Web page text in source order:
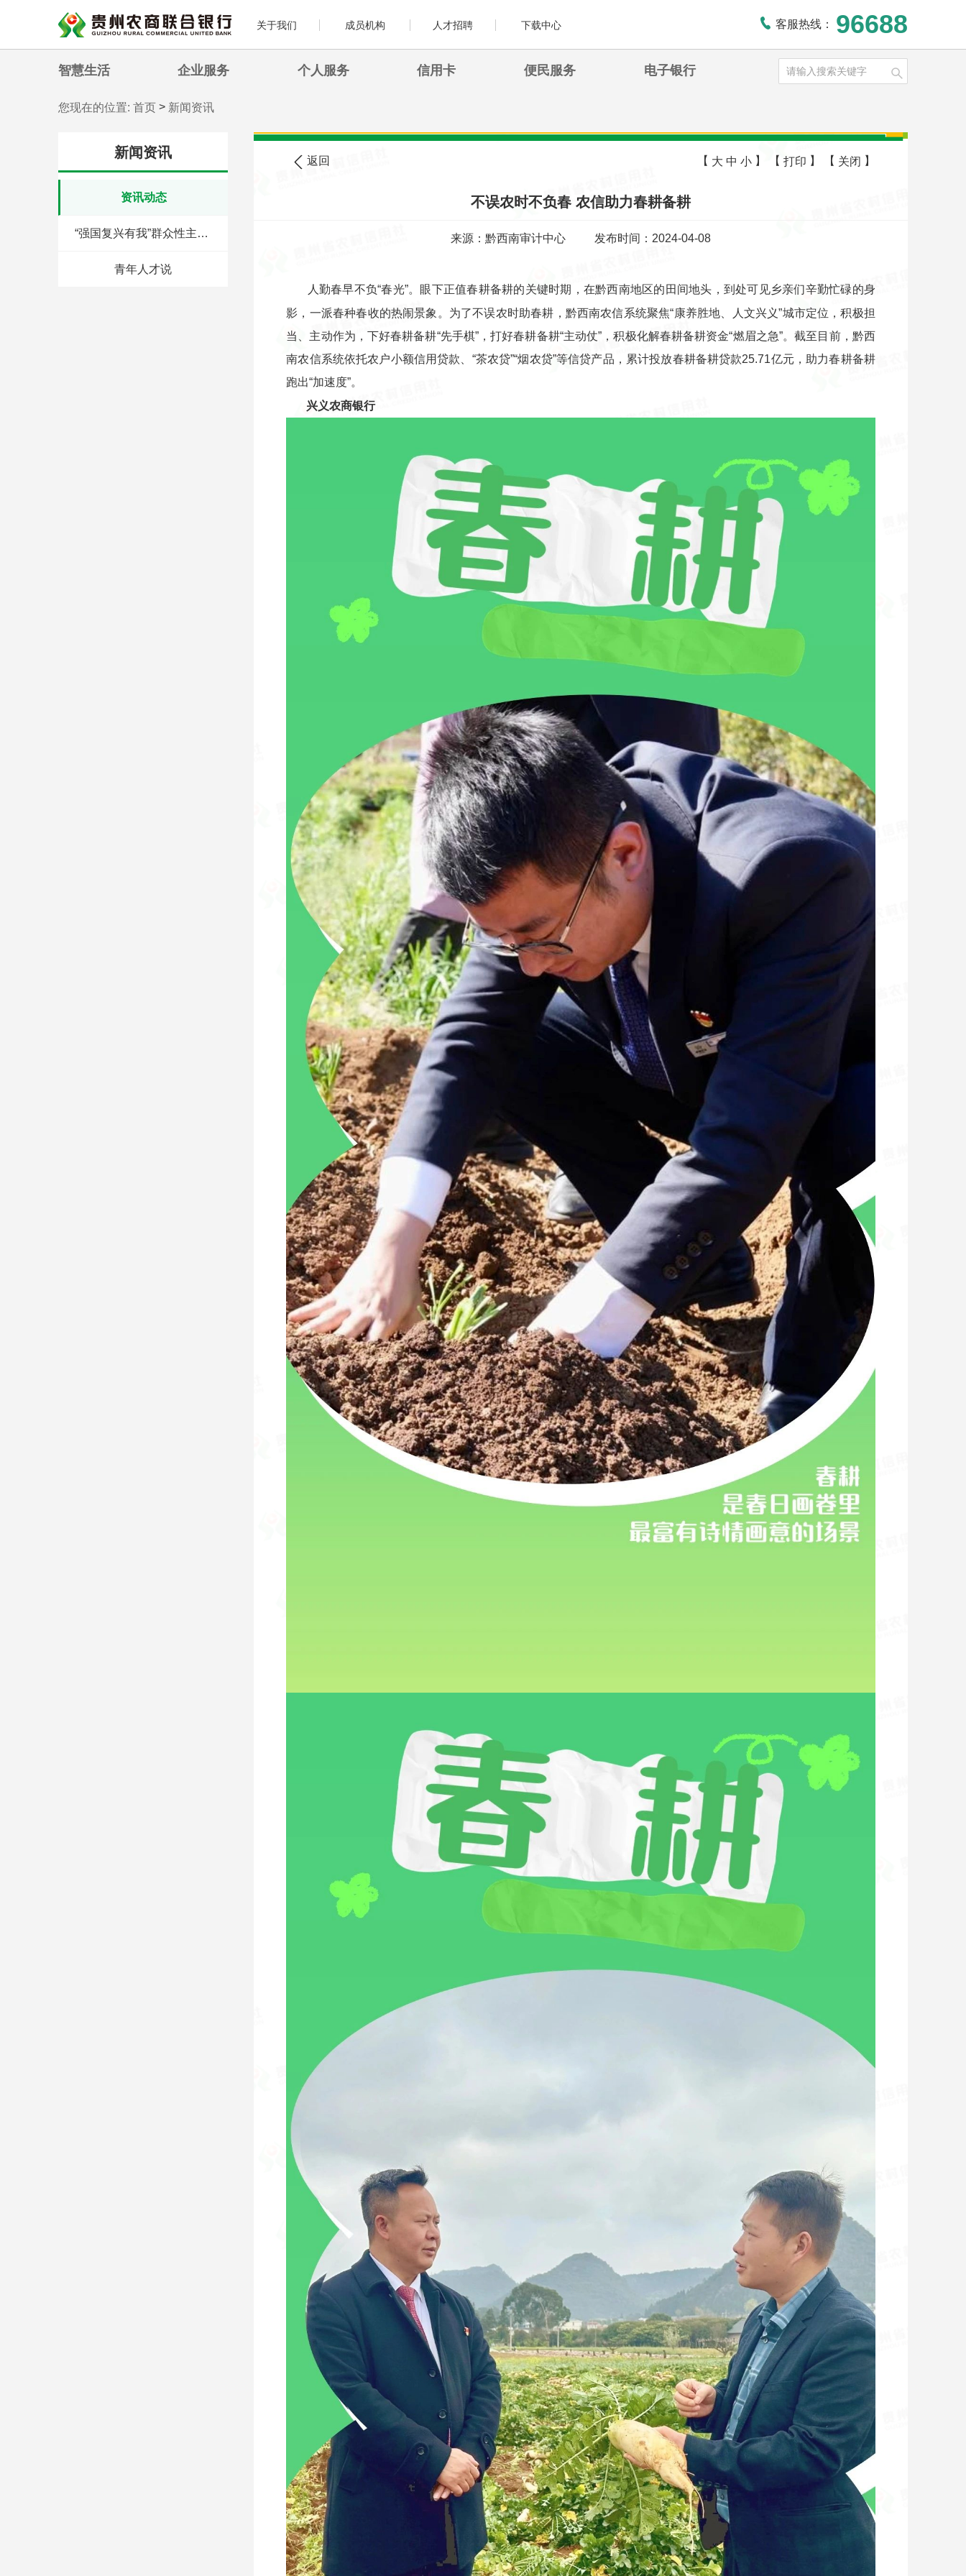
关于我们 成员机构 人才招聘 下载中心 客服热线： 96688
智慧生活 企业服务 个人服务 信用卡 便民服务 电子银行
您现在的位置: 首页> 新闻资讯
新闻资讯
资讯动态
“强国复兴有我”群众性主题宣传教育活动
青年人才说
返回 【 大 中 小】 【 打印 】 【 关闭 】
不误农时不负春 农信助力春耕备耕
来源：黔西南审计中心 发布时间：2024-04-08
人勤春早不负“春光”。眼下正值春耕备耕的关键时期，在黔西南地区的田间地头，到处可见乡亲们辛勤忙碌的身
影，一派春种春收的热闹景象。为了不误农时助春耕，黔西南农信系统聚焦“康养胜地、人文兴义”城市定位，积极担
当、主动作为，下好春耕备耕“先手棋”，打好春耕备耕“主动仗”，积极化解春耕备耕资金“燃眉之急”。截至目前，黔西
南农信系统依托农户小额信用贷款、“茶农贷”“烟农贷”等信贷产品，累计投放春耕备耕贷款25.71亿元，助力春耕备耕
跑出“加速度”。
兴义农商银行